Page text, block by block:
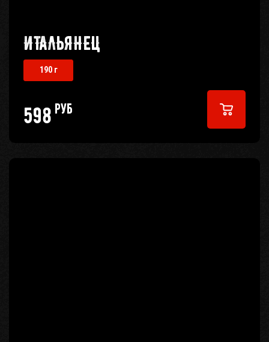
ИТАЛЬЯНЕЦ
190 г
598 руб